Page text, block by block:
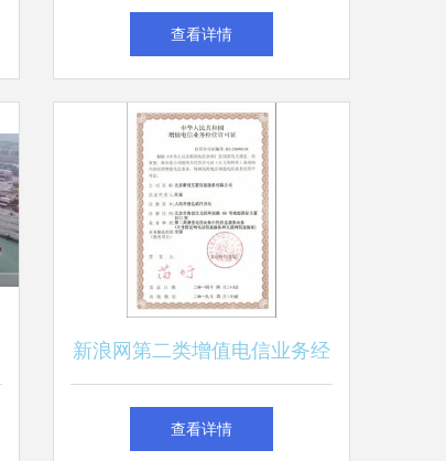
值电信业务许可情况分析报告
查看详情
新浪网第二类增值电信业务经
营许可证解析
查看详情